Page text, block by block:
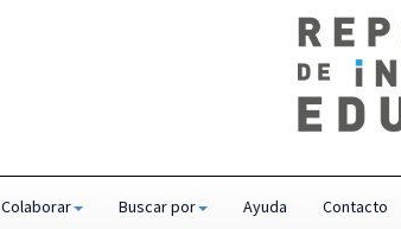
Colaborar Buscar por Ayuda Contacto